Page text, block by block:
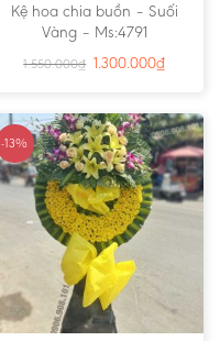
Kệ hoa chia buồn – Suối
Vàng – Ms:4791
1.550.000₫ 1.300.000₫
-13%